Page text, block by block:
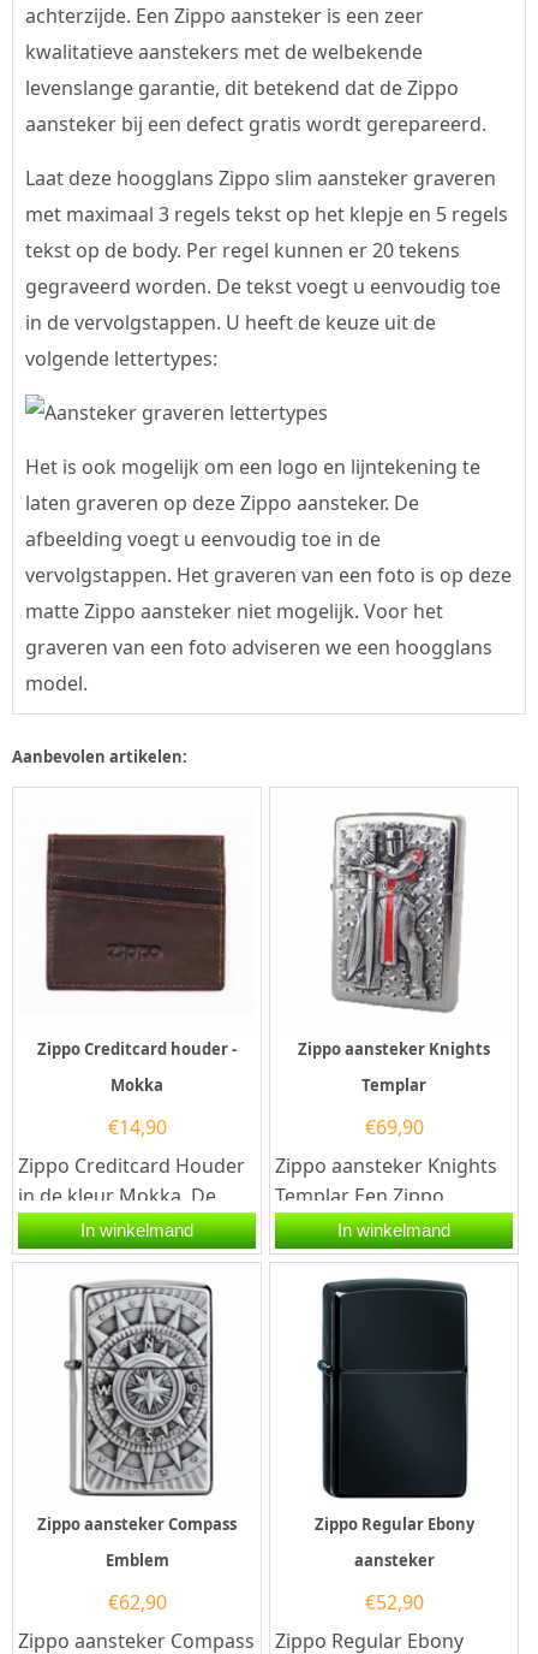
achterzijde. Een Zippo aansteker is een zeer
kwalitatieve aanstekers met de welbekende
levenslange garantie, dit betekend dat de Zippo
aansteker bij een defect gratis wordt gerepareerd.
Laat deze hoogglans Zippo slim aansteker graveren
met maximaal 3 regels tekst op het klepje en 5 regels
tekst op de body. Per regel kunnen er 20 tekens
gegraveerd worden. De tekst voegt u eenvoudig toe
in de vervolgstappen. U heeft de keuze uit de
volgende lettertypes:
Het is ook mogelijk om een logo en lijntekening te
laten graveren op deze Zippo aansteker. De
afbeelding voegt u eenvoudig toe in de
vervolgstappen. Het graveren van een foto is op deze
matte Zippo aansteker niet mogelijk. Voor het
graveren van een foto adviseren we een hoogglans
model.
Aanbevolen artikelen:
Zippo Creditcard houder -
Mokka
€14,90
Zippo Creditcard Houder
in de kleur Mokka. De
luxe lederen creditcard
houder is afgewerkt
In winkelmand
Zippo aansteker Knights
Templar
€69,90
Zippo aansteker Knights
Templar Een Zippo
aansteker is een
kwalitatief...
In winkelmand
Zippo aansteker Compass
Emblem
€62,90
Zippo aansteker Compass
Zippo Regular Ebony
aansteker
€52,90
Zippo Regular Ebony